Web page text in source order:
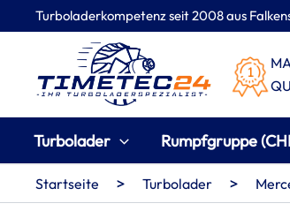
Turboladerkompetenz seit 2008 aus
Turbolader Rumpfgruppe
Inhalt
Startseite > Turbolader >